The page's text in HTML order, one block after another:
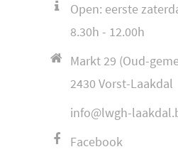
Open: eerste
8.30h - 12.00h
Markt 29 (Oud-
2430 Vorst-Laakdal
info@lwgh-
Facebook